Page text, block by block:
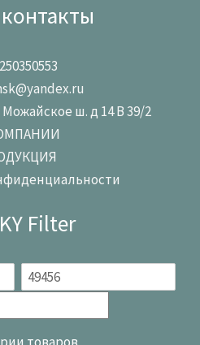
Можайское ш. д 14 В 39/2
Filter